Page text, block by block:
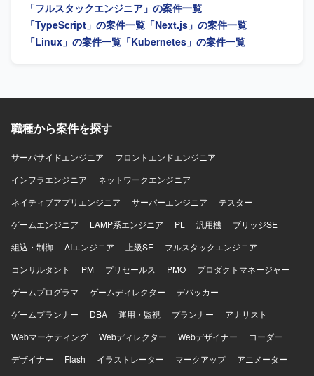
でき、アーキテクチャ設計から実装、テストまで広い工程
に関与していただけます。 Next.jsやFastAPI、AWS ECS、
Dockerなどモダンな技術スタックを用いてフルスタックに
スキルを発揮していただけます。 CI/CDや開発標準の整備
でアプリケーションを稼働させております。 CI/CDには
GitHub Actions等を用い、ソースコード管理はGitおよび
引するテックリード候補を募集しております。 【作業内
容】 AI音声プロダクトにおけるフロントエンドとバックエ
ンドの設計、開発、運用を行っていただきます。TypeScript
を中心としたWebアプリケーションの機能開発や、通話中
題と開発優先順位の整理、プロダクトマネージャーやプロ
ジェクトマネージャーとの要件整理、仕様検討を行ってい
リング方針の策定や、コードレビュー、設計レビューを通
じた開発品質の向上にも取り組んでいただきます。開発プ
ムメンバーへの技術的な支援やナレッジ共有を行っていた
だき、将来的にはテックリードとしてチーム開発および技
術的意思決定のリードを担っていただきます。 【求める人
物像】 マネジメントだけではなく自ら設計・実装を行いな
エンドとバックエンドの領域を限定せずプロダクト全体の
課題に向き合える方、技術的な理想だけでなく顧客価値や
だきたいと考えております。不具合や個別要望への対応を
その場限りで終わらせずプロダクトの改善につなげられる
方、曖昧な状況でも自ら課題を整理し必要な関係者を巻き
込みながら開発を進められる方、プロダクトマネージャー
「フルスタックエンジニア」の案件一覧
「TypeScript」の案件一覧 「Next.js」の案件一覧
「Linux」の案件一覧 「Kubernetes」の案件一覧
職種から案件を探す
サーバサイドエンジニア
フロントエンドエンジニア
インフラエンジニア
ネットワークエンジニア
ネイティブアプリエンジニア
サーバーエンジニア
テスター
ゲームエンジニア
LAMP系エンジニア PL 汎用機
ブリッジSE
組込・制御
AIエンジニア 上級SE
フルスタックエンジニア
コンサルタント
PM プリセールス PMO
プロダクトマネージャー
ゲームプログラマ
ゲームディレクター
デバッカー
ゲームプランナー
DBA 運用・監視 プランナー
アナリスト
Webマーケティング
Webディレクター Webデザイナー
コーダー
デザイナー
Flash イラストレーター マークアップ
アニメーター